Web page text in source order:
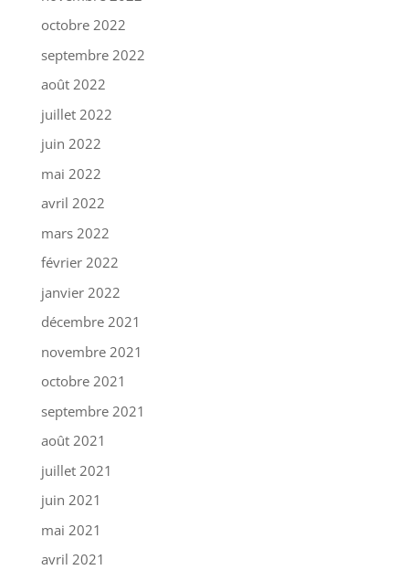
octobre 2022
septembre 2022
août 2022
juillet 2022
juin 2022
mai 2022
avril 2022
mars 2022
février 2022
janvier 2022
décembre 2021
novembre 2021
octobre 2021
septembre 2021
août 2021
juillet 2021
juin 2021
mai 2021
avril 2021